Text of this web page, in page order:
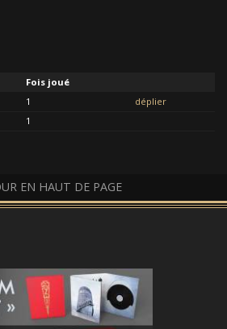
Fois joué
1
déplier
1
EN HAUT DE PAGE